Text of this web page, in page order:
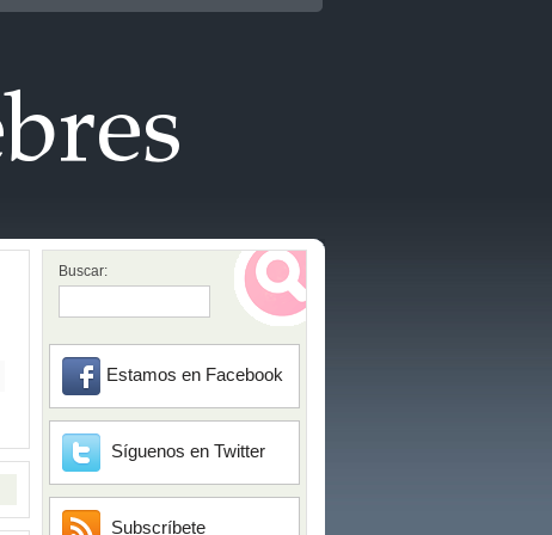
Buscar:
Estamos en Facebook
Síguenos en Twitter
Subscríbete